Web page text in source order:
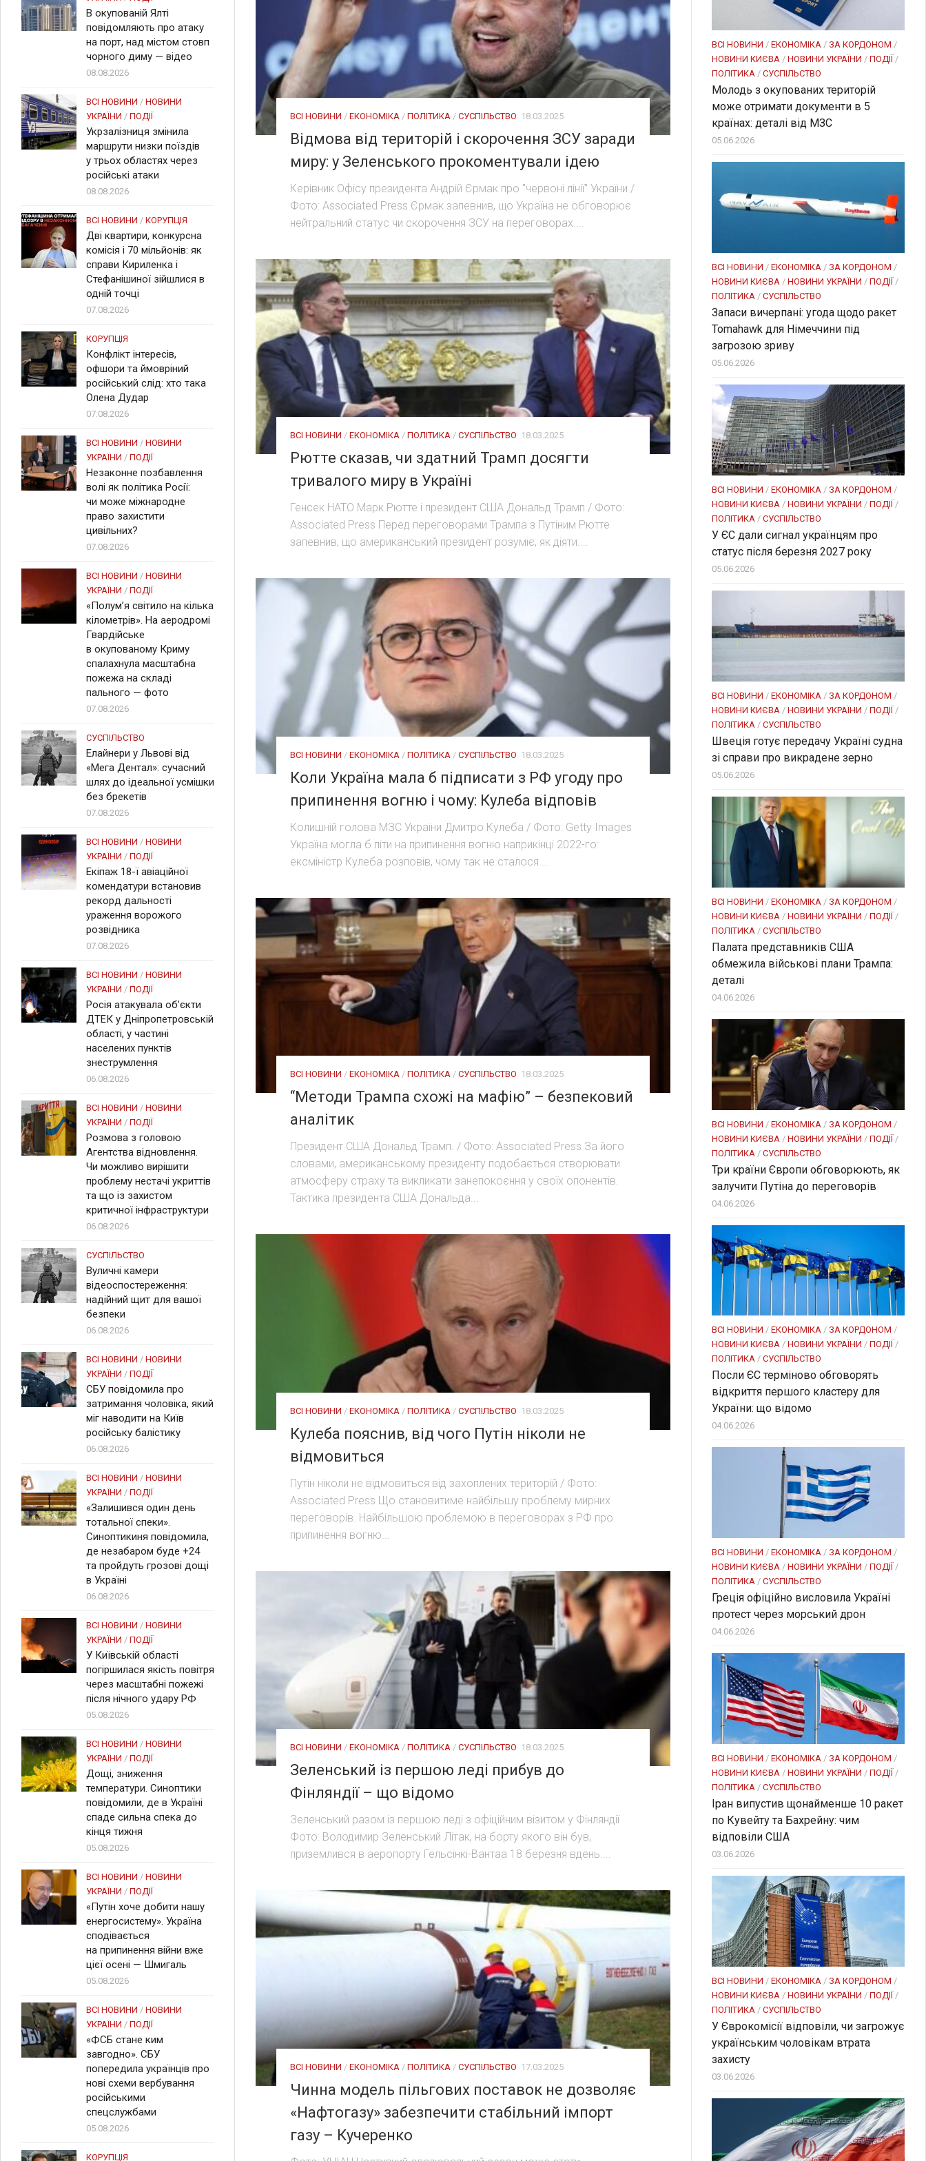
ВСІ НОВИНИ / ЕКОНОМІКА / ПОЛІТИКА / СУСПІЛЬСТВО 18.03.2025
Відмова від територій і скорочення ЗСУ заради
миру: у Зеленського прокоментували ідею
Керівник Офісу президента Андрій Єрмак про "червоні лінії" України /
Фото: Associated Press Єрмак запевнив, що Україна не обговорює
нейтральний статус чи скорочення ЗСУ на переговорах....
ВСІ НОВИНИ / ЕКОНОМІКА / ПОЛІТИКА / СУСПІЛЬСТВО 18.03.2025
Рютте сказав, чи здатний Трамп досягти
тривалого миру в Україні
Генсек НАТО Марк Рютте і президент США Дональд Трамп / Фото:
Associated Press Перед переговорами Трампа з Путіним Рютте
запевнив, що американський президент розуміє, як діяти....
ВСІ НОВИНИ / ЕКОНОМІКА / ПОЛІТИКА / СУСПІЛЬСТВО 18.03.2025
Коли Україна мала б підписати з РФ угоду про
припинення вогню і чому: Кулеба відповів
Колишній голова МЗС України Дмитро Кулеба / Фото: Getty Images
Україна могла б піти на припинення вогню наприкінці 2022-го:
ексміністр Кулеба розповів, чому так не сталося....
ВСІ НОВИНИ / ЕКОНОМІКА / ПОЛІТИКА / СУСПІЛЬСТВО 18.03.2025
“Методи Трампа схожі на мафію” – безпековий
аналітик
Президент США Дональд Трамп. / Фото: Associated Press За його
словами, американському президенту подобається створювати
атмосферу страху та викликати занепокоєння у своїх опонентів.
Тактика президента США Дональда...
ВСІ НОВИНИ / ЕКОНОМІКА / ПОЛІТИКА / СУСПІЛЬСТВО 18.03.2025
Кулеба пояснив, від чого Путін ніколи не
відмовиться
Путін ніколи не відмовиться від захоплених територій / Фото:
Associated Press Що становитиме найбільшу проблему мирних
переговорів. Найбільшою проблемою в переговорах з РФ про
припинення вогню...
ВСІ НОВИНИ / ЕКОНОМІКА / ПОЛІТИКА / СУСПІЛЬСТВО 18.03.2025
Зеленський із першою леді прибув до
Фінляндії – що відомо
Зеленський разом із першою леді з офіційним візитом у Фінляндії
Фото: Володимир Зеленський Літак, на борту якого він був,
приземлився в аеропорту Гельсінкі-Вантаа 18 березня вдень....
ВСІ НОВИНИ / ЕКОНОМІКА / ПОЛІТИКА / СУСПІЛЬСТВО 17.03.2025
Чинна модель пільгових поставок не дозволяє
«Нафтогазу» забезпечити стабільний імпорт
газу – Кучеренко
В окупованій Ялті
повідомляють про атаку
на порт, над містом стовп
чорного диму — відео
08.08.2026
ВСІ НОВИНИ / НОВИНИ
УКРАЇНИ / ПОДІЇ
Укрзалізниця змінила
маршрути низки поїздів
у трьох областях через
російські атаки
08.08.2026
ВСІ НОВИНИ / КОРУПЦІЯ
Дві квартири, конкурсна
комісія і 70 мільйонів: як
справи Кириленка і
Стефанішиної зійшлися в
одній точці
07.08.2026
КОРУПЦІЯ
Конфлікт інтересів,
офшори та ймовріний
російський слід: хто така
Олена Дудар
07.08.2026
ВСІ НОВИНИ / НОВИНИ
УКРАЇНИ / ПОДІЇ
Незаконне позбавлення
волі як політика Росії:
чи може міжнародне
право захистити
цивільних?
07.08.2026
ВСІ НОВИНИ / НОВИНИ
УКРАЇНИ / ПОДІЇ
«Полум’я світило на кілька
кілометрів». На аеродромі
Гвардійське
в окупованому Криму
спалахнула масштабна
пожежа на складі
пального — фото
07.08.2026
СУСПІЛЬСТВО
Елайнери у Львові від
«Мега Дентал»: сучасний
шлях до ідеальної усмішки
без брекетів
07.08.2026
ВСІ НОВИНИ / НОВИНИ
УКРАЇНИ / ПОДІЇ
Екіпаж 18-ї авіаційної
комендатури встановив
рекорд дальності
ураження ворожого
розвідника
07.08.2026
ВСІ НОВИНИ / НОВИНИ
УКРАЇНИ / ПОДІЇ
Росія атакувала об’єкти
ДТЕК у Дніпропетровській
області, у частині
населених пунктів
знеструмлення
06.08.2026
ВСІ НОВИНИ / НОВИНИ
УКРАЇНИ / ПОДІЇ
Розмова з головою
Агентства відновлення.
Чи можливо вирішити
проблему нестачі укриттів
та що із захистом
критичної інфраструктури
06.08.2026
СУСПІЛЬСТВО
Вуличні камери
відеоспостереження:
надійний щит для вашої
безпеки
06.08.2026
ВСІ НОВИНИ / НОВИНИ
УКРАЇНИ / ПОДІЇ
СБУ повідомила про
затримання чоловіка, який
міг наводити на Київ
російську балістику
06.08.2026
ВСІ НОВИНИ / НОВИНИ
УКРАЇНИ / ПОДІЇ
«Залишився один день
тотальної спеки».
Синоптикиня повідомила,
де незабаром буде +24
та пройдуть грозові дощі
в Україні
06.08.2026
ВСІ НОВИНИ / НОВИНИ
УКРАЇНИ / ПОДІЇ
У Київській області
погіршилася якість повітря
через масштабні пожежі
після нічного удару РФ
05.08.2026
ВСІ НОВИНИ / НОВИНИ
УКРАЇНИ / ПОДІЇ
Дощі, зниження
температури. Синоптики
повідомили, де в Україні
спаде сильна спека до
кінця тижня
05.08.2026
ВСІ НОВИНИ / НОВИНИ
УКРАЇНИ / ПОДІЇ
«Путін хоче добити нашу
енергосистему». Україна
сподівається
на припинення війни вже
цієї осені — Шмигаль
05.08.2026
ВСІ НОВИНИ / НОВИНИ
УКРАЇНИ / ПОДІЇ
«ФСБ стане ким
завгодно». СБУ
попередила українців про
нові схеми вербування
російськими
спецслужбами
05.08.2026
КОРУПЦІЯ
ВСІ НОВИНИ / ЕКОНОМІКА / ЗА КОРДОНОМ /
НОВИНИ КИЄВА / НОВИНИ УКРАЇНИ / ПОДІЇ /
ПОЛІТИКА / СУСПІЛЬСТВО
Молодь з окупованих територій
може отримати документи в 5
країнах: деталі від МЗС
05.06.2026
ВСІ НОВИНИ / ЕКОНОМІКА / ЗА КОРДОНОМ /
НОВИНИ КИЄВА / НОВИНИ УКРАЇНИ / ПОДІЇ /
ПОЛІТИКА / СУСПІЛЬСТВО
Запаси вичерпані: угода щодо ракет
Tomahawk для Німеччини під
загрозою зриву
05.06.2026
ВСІ НОВИНИ / ЕКОНОМІКА / ЗА КОРДОНОМ /
НОВИНИ КИЄВА / НОВИНИ УКРАЇНИ / ПОДІЇ /
ПОЛІТИКА / СУСПІЛЬСТВО
У ЄС дали сигнал українцям про
статус після березня 2027 року
05.06.2026
ВСІ НОВИНИ / ЕКОНОМІКА / ЗА КОРДОНОМ /
НОВИНИ КИЄВА / НОВИНИ УКРАЇНИ / ПОДІЇ/
ПОЛІТИКА / СУСПІЛЬСТВО
Швеція готує передачу Україні судна
зі справи про викрадене зерно
05.06.2026
ВСІ НОВИНИ / ЕКОНОМІКА / ЗА КОРДОНОМ /
НОВИНИ КИЄВА / НОВИНИ УКРАЇНИ / ПОДІЇ/
ПОЛІТИКА / СУСПІЛЬСТВО
Палата представників США
обмежила військові плани Трампа:
деталі
04.06.2026
ВСІ НОВИНИ / ЕКОНОМІКА / ЗА КОРДОНОМ /
НОВИНИ КИЄВА / НОВИНИ УКРАЇНИ / ПОДІЇ/
ПОЛІТИКА / СУСПІЛЬСТВО
Три країни Європи обговорюють, як
залучити Путіна до переговорів
04.06.2026
ВСІ НОВИНИ / ЕКОНОМІКА / ЗА КОРДОНОМ /
НОВИНИ КИЄВА / НОВИНИ УКРАЇНИ / ПОДІЇ /
ПОЛІТИКА / СУСПІЛЬСТВО
Посли ЄC терміново обговорять
відкриття першого кластеру для
України: що відомо
04.06.2026
ВСІ НОВИНИ / ЕКОНОМІКА / ЗА КОРДОНОМ /
НОВИНИ КИЄВА / НОВИНИ УКРАЇНИ / ПОДІЇ /
ПОЛІТИКА / СУСПІЛЬСТВО
Греція офіційно висловила Україні
протест через морський дрон
04.06.2026
ВСІ НОВИНИ / ЕКОНОМІКА / ЗА КОРДОНОМ /
НОВИНИ КИЄВА / НОВИНИ УКРАЇНИ / ПОДІЇ /
ПОЛІТИКА / СУСПІЛЬСТВО
Іран випустив щонайменше 10 ракет
по Кувейту та Бахрейну: чим
відповіли США
03.06.2026
ВСІ НОВИНИ / ЕКОНОМІКА / ЗА КОРДОНОМ /
НОВИНИ КИЄВА / НОВИНИ УКРАЇНИ / ПОДІЇ /
ПОЛІТИКА / СУСПІЛЬСТВО
У Єврокомісії відповіли, чи загрожує
українським чоловікам втрата
захисту
03.06.2026